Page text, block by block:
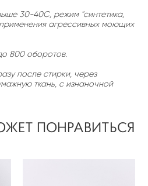
30-40С, режим "синтетика,
применения агрессивных моющих
800 оборотов.
после стирки, через
ткань, с изнаночной
ПОНРАВИТЬСЯ